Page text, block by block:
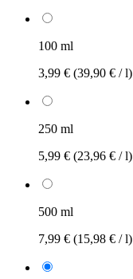
100 ml
3,99 € (39,90 € / l)
250 ml
5,99 € (23,96 € / l)
500 ml
7,99 € (15,98 € / l)